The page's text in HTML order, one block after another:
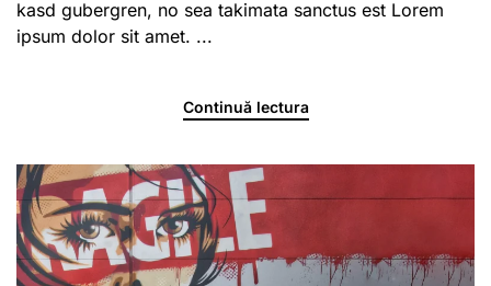
kasd gubergren, no sea takimata sanctus est Lorem
ipsum dolor sit amet. ...
Continuă lectura